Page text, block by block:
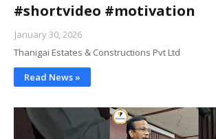
#shortvideo #motivation
January 30, 2026
Thanigai Estates & Constructions Pvt Ltd
Read News »